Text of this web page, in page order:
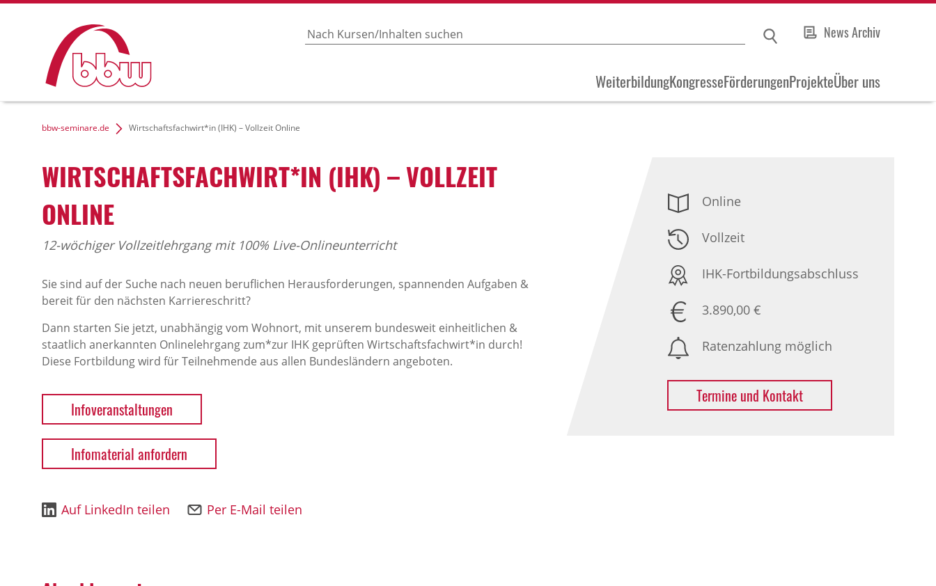
News Archiv
WeiterbildungKongresseFörderungenProjekteÜber uns
bbw-seminare.de Wirtschaftsfachwirt*in (IHK) – Vollzeit Online
WIRTSCHAFTSFACHWIRT*IN (IHK) – VOLLZEIT
ONLINE
12-wöchiger Vollzeitlehrgang mit 100% Live-Onlineunterricht
Sie sind auf der Suche nach neuen beruflichen Herausforderungen, spannenden Aufgaben &
bereit für den nächsten Karriereschritt?
Dann starten Sie jetzt, unabhängig vom Wohnort, mit unserem bundesweit einheitlichen &
staatlich anerkannten Onlinelehrgang zum*zur IHK geprüften Wirtschaftsfachwirt*in durch!
Diese Fortbildung wird für Teilnehmende aus allen Bundesländern angeboten.
Infoveranstaltungen
Infomaterial anfordern
Auf LinkedIn teilen Per E-Mail teilen
Online
Vollzeit
IHK-Fortbildungsabschluss
3.890,00 €
Ratenzahlung möglich
Termine und Kontakt